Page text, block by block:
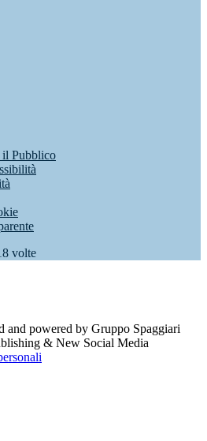
Pubblico
volte
and powered by Gruppo Spaggiari
& New Social Media